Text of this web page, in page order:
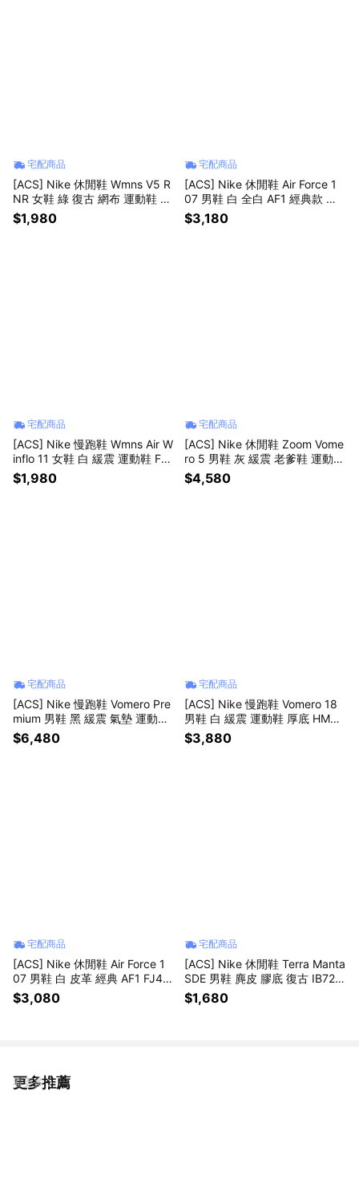
宅配商品
[ACS] Nike 休閒鞋 Wmns V5 R
NR 女鞋 綠 復古 網布 運動鞋 H
Q7901-301
$1,980
宅配商品
[ACS] Nike 休閒鞋 Air Force 1
07 男鞋 白 全白 AF1 經典款 小
白鞋 CW2288111
$3,180
宅配商品
[ACS] Nike 慢跑鞋 Wmns Air W
inflo 11 女鞋 白 緩震 運動鞋 FJ9
510-112
$1,980
宅配商品
[ACS] Nike 休閒鞋 Zoom Vome
ro 5 男鞋 灰 緩震 老爹鞋 運動鞋
FB9149-009
$4,580
宅配商品
[ACS] Nike 慢跑鞋 Vomero Pre
mium 男鞋 黑 緩震 氣墊 運動鞋
厚底 HQ2050-002
$6,480
宅配商品
[ACS] Nike 慢跑鞋 Vomero 18
男鞋 白 緩震 運動鞋 厚底 HM68
03-114
$3,880
宅配商品
[ACS] Nike 休閒鞋 Air Force 1
07 男鞋 白 皮革 經典 AF1 FJ41
46-134
$3,080
宅配商品
[ACS] Nike 休閒鞋 Terra Manta
SDE 男鞋 麂皮 膠底 復古 IB725
4-201
$1,680
更多推薦
看更多